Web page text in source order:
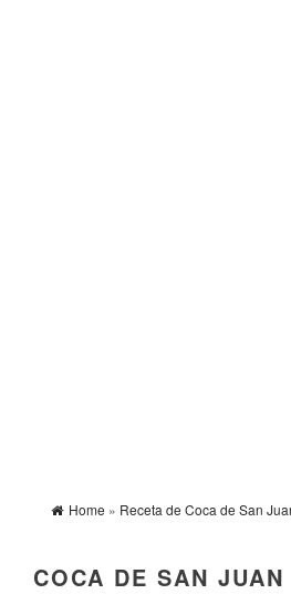
Home » Receta de Coca de San
COCA DE SAN JUAN